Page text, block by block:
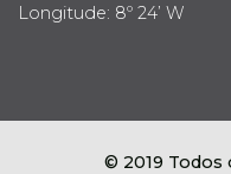
Longitude: 8º 24’ W
© 2019 Todos